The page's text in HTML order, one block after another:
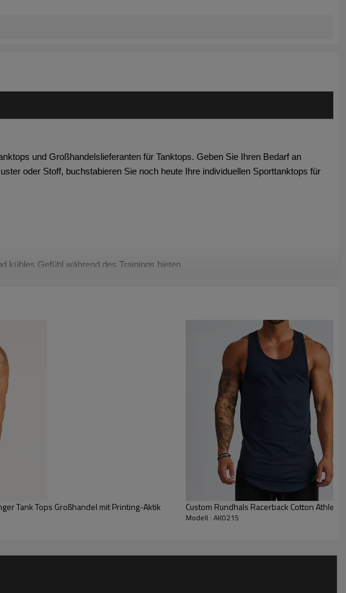
und Großhandelslieferanten für Tanktops. Geben Sie Ihren Bedarf an
oder Stoff, buchstabieren Sie noch heute Ihre individuellen Sporttanktops für
kühles Gefühl während des Trainings bieten
usw.
wurden
Tank Tops Großhandel mit Printing-Aktik Custom Rundhals Racerback Cotton
Modell : AK0215